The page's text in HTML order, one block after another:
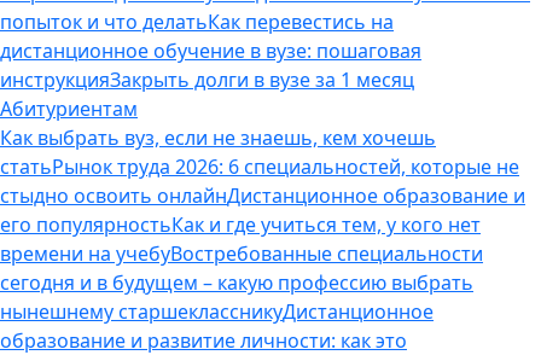
попыток и что делатьКак перевестись на
дистанционное обучение в вузе: пошаговая
инструкцияЗакрыть долги в вузе за 1 месяц
Абитуриентам
Как выбрать вуз, если не знаешь, кем хочешь
статьРынок труда 2026: 6 специальностей, которые не
стыдно освоить онлайнДистанционное образование и
его популярностьКак и где учиться тем, у кого нет
времени на учебуВостребованные специальности
сегодня и в будущем – какую профессию выбрать
нынешнему старшеклассникуДистанционное
образование и развитие личности: как это